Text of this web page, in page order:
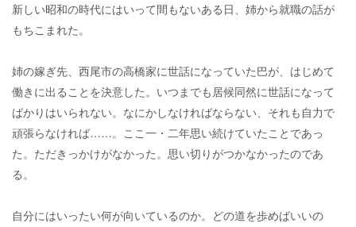
新しい昭和の時代にはいって間もないある日、姉から就職の話が
もちこまれた。
姉の嫁ぎ先、西尾市の高橋家に世話になっていた巴が、はじめて
働きに出ることを決意した。いつまでも居候同然に世話になって
ばかりはいられない。なにかしなければならない、それも自力で
頑張らなければ……。ここ一・二年思い続けていたことであっ
た。ただきっかけがなかった。思い切りがつかなかったのであ
る。
自分にはいったい何が向いているのか。どの道を歩めばいいの